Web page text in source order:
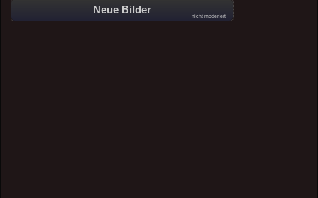
Neue Bilder
nicht moderiert